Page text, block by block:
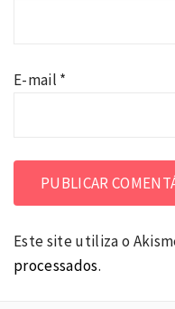
E-mail *
Este site utiliza o
processados.